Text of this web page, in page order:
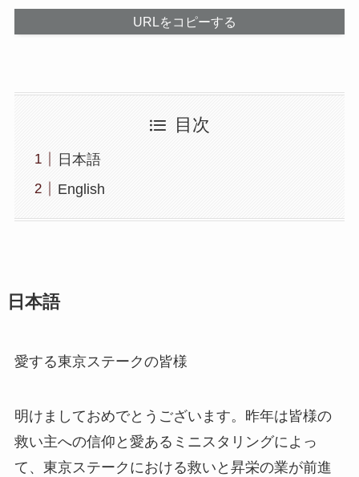
URLをコピーする
目次
日本語
English
日本語
愛する東京ステークの皆様
明けましておめでとうございます。昨年は皆様の
救い主への信仰と愛あるミニスタリングによっ
て、東京ステークにおける救いと昇栄の業が前進